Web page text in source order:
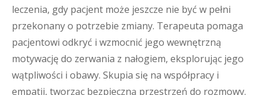
leczenia, gdy pacjent może jeszcze nie być w pełni
przekonany o potrzebie zmiany. Terapeuta pomaga
pacjentowi odkryć i wzmocnić jego wewnętrzną
motywację do zerwania z nałogiem, eksplorując jego
wątpliwości i obawy. Skupia się na współpracy i
empatii, tworząc bezpieczną przestrzeń do rozmowy.